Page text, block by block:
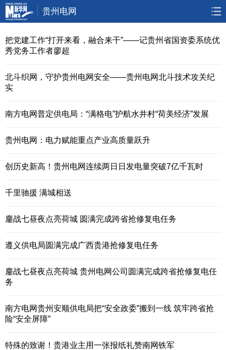
贵州电网
首页 要闻 政务 人事
无人机
把党建工作“打开来看，融合来干”——记贵州省国资委系统优
秀党务工作者廖超
北斗织网，守护贵州电网安全——贵州电网北斗技术攻关纪
实
南方电网普定供电局：“满格电”护航水井村“荷美经济”发展
贵州电网：电力赋能重点产业高质量跃升
创历史新高！贵州电网连续两日日发电量突破7亿千瓦时
千里驰援 满城相送
鏖战七昼夜点亮荷城 圆满完成跨省抢修复电任务
遵义供电局圆满完成广西贵港抢修复电任务
鏖战七昼夜点亮荷城 贵州电网公司圆满完成跨省抢修复电任
务
南方电网贵州安顺供电局把“安全政委”搬到一线 筑牢跨省抢
险“安全屏障”
特殊的致谢！贵港业主用一张报纸礼赞南网铁军